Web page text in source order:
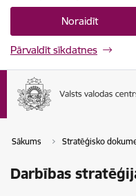
Noraidīt
Pārvaldīt sīkdatnes
Sākums Stratēģisko
Darbības